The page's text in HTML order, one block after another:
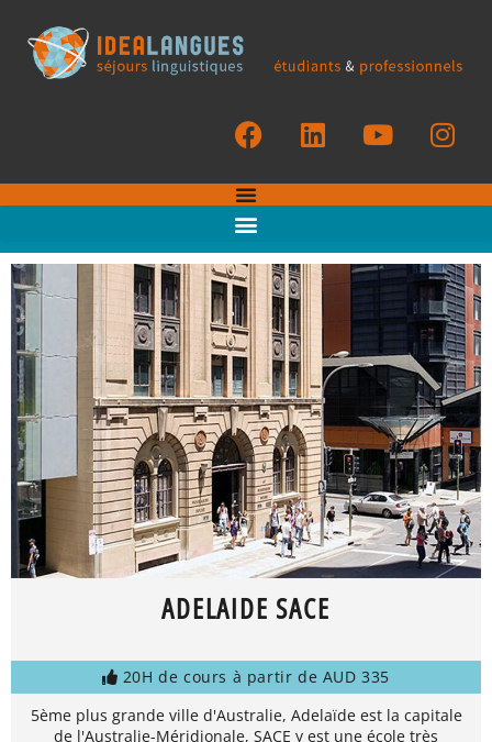
ADELAIDE SACE
20H de cours à partir de AUD 335
5ème plus grande ville d'Australie, Adelaïde est la capitale
de l'Australie-Méridionale, SACE y est une école très